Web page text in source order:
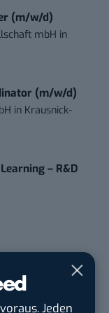
Jeden
(m/w/d)
mbH in
(m/w/d)
in Krausnick-
– R&D
MARKETING